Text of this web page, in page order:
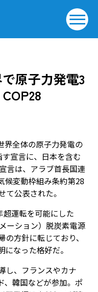
で原子力発電3
全体の原子力発電の
宣言に、日本を含む
言は、アラブ首長国連
候変動枠組み条約第28
て公表された。
運転を可能にした
ーション）脱炭素電源
方針に転じており、
なった格好だ。
し、フランスやカナ
、韓国などが参加。ポ